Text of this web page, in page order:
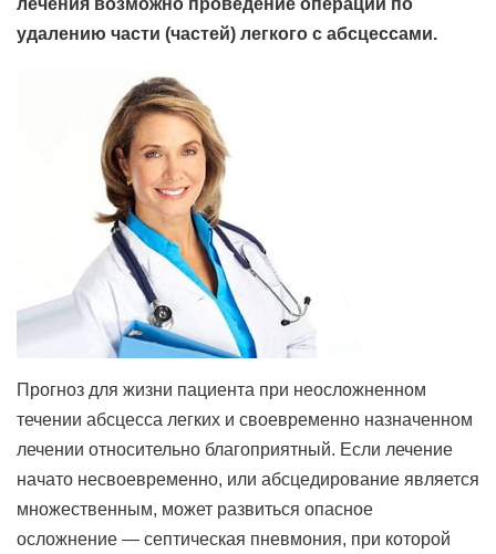
лечения возможно проведение операции по
удалению части (частей) легкого с абсцессами.
Прогноз для жизни пациента при неосложненном
течении абсцесса легких и своевременно назначенном
лечении относительно благоприятный. Если лечение
начато несвоевременно, или абсцедирование является
множественным, может развиться опасное
осложнение — септическая пневмония, при которой